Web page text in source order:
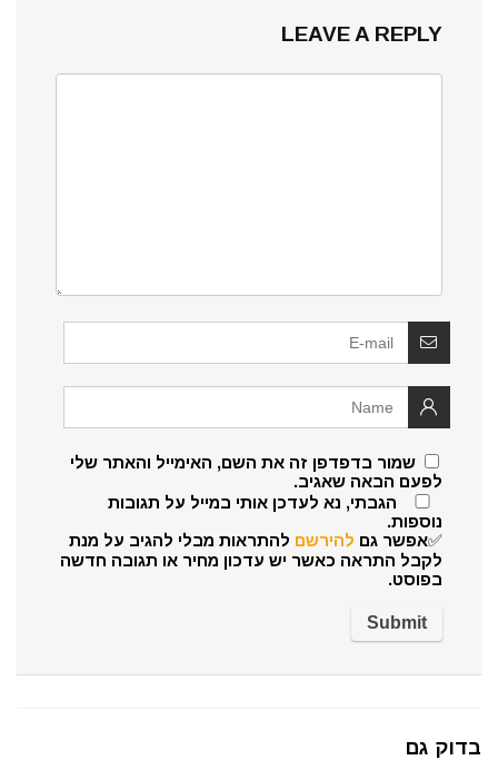
LEAVE A REPLY
שמור בדפדפן זה את השם, האימייל והאתר שלי
לפעם הבאה שאגיב.
הגבתי, נא לעדכן אותי במייל על תגובות
נוספות.
✅אפשר גם להירשם להתראות מבלי להגיב על מנת
לקבל התראה כאשר יש עדכון מחיר או תגובה חדשה
בפוסט.
בדוק גם